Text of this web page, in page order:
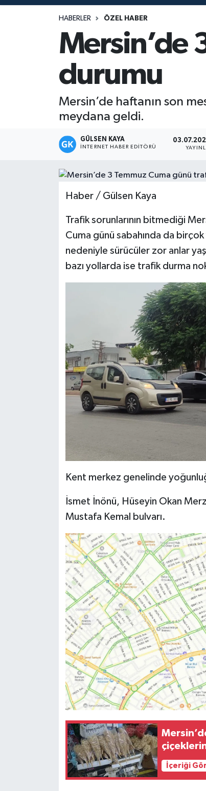
HABERLER ÖZEL HABER
Mersin’de
durumu
Mersin’de haftanın son
meydana geldi.
GÜLSEN KAYA
İNTERNET HABER EDITÖRÜ
Haber / Gülsen Kaya
Trafik sorunlarının bitmediği
Cuma günü sabahında da
nedeniyle sürücüler zor anlar
bazı yollarda ise trafik durma
Kent merkez genelinde
İsmet İnönü, Hüseyin Okan
Mustafa Kemal bulvarı.
İçeriği
Magazin
Mersin Tarihi
Özel Haber
Politika
Resmi İlan
Teknoloji